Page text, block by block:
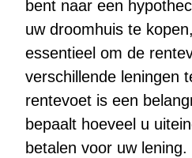
bent naar een
uw droomhuis te
essentieel om de
verschillende leningen
rentevoet is een
bepaalt hoeveel u
betalen voor uw lening.